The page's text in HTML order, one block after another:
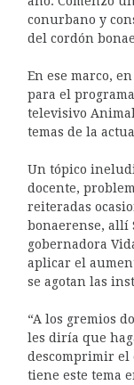
conurbano y
del cordón
En ese marco,
para el
televisivo
temas de la
Un tópico
docente,
reiteradas
bonaerense, allí
gobernadora
aplicar el
se agotan las
“A los gremios
les diría que
descomprimir el
tiene este tema